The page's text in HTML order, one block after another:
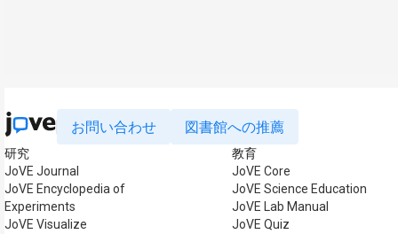
お問い合わせ 図書館への推薦
研究
JoVE Journal
JoVE Encyclopedia of
Experiments
JoVE Visualize
教育
JoVE Core
JoVE Science Education
JoVE Lab Manual
JoVE Quiz